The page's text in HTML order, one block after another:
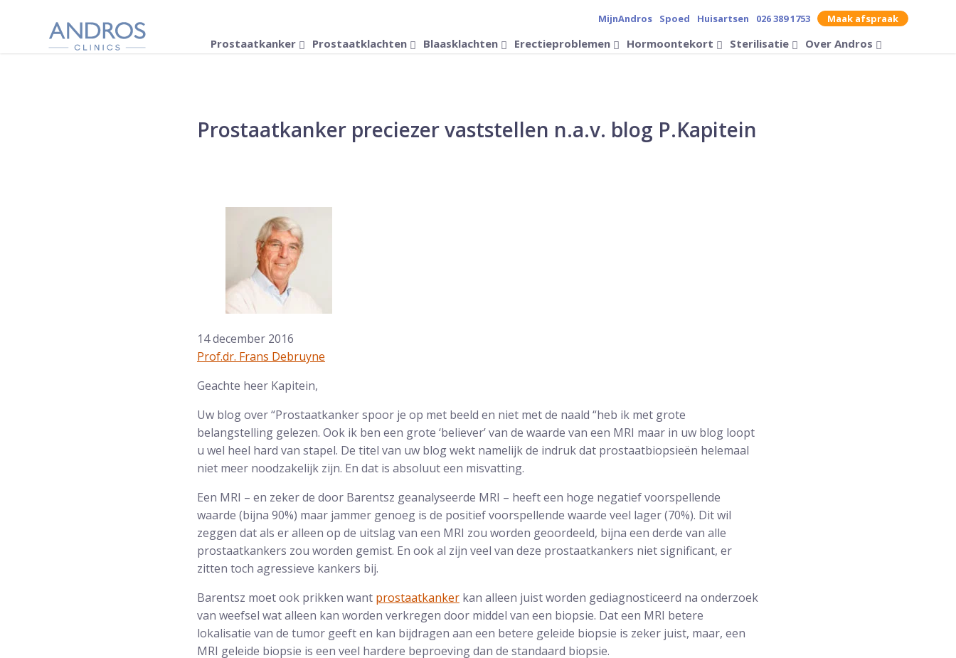
Verander contrast op de website
MijnAndros Spoed Huisartsen 026 389 1753 Maak afspraak
Prostaatkanker Prostaatklachten Blaasklachten Erectieproblemen Hormoontekort Sterilisatie Over Andros
Prostaatkanker preciezer vaststellen n.a.v. blog P.Kapitein
14 december 2016
Prof.dr. Frans Debruyne
Geachte heer Kapitein,
Uw blog over “Prostaatkanker spoor je op met beeld en niet met de naald “heb ik met grote
belangstelling gelezen. Ook ik ben een grote ‘believer’ van de waarde van een MRI maar in uw blog loopt
u wel heel hard van stapel. De titel van uw blog wekt namelijk de indruk dat prostaatbiopsieën helemaal
niet meer noodzakelijk zijn. En dat is absoluut een misvatting.
Een MRI – en zeker de door Barentsz geanalyseerde MRI – heeft een hoge negatief voorspellende
waarde (bijna 90%) maar jammer genoeg is de positief voorspellende waarde veel lager (70%). Dit wil
zeggen dat als er alleen op de uitslag van een MRI zou worden geoordeeld, bijna een derde van alle
prostaatkankers zou worden gemist. En ook al zijn veel van deze prostaatkankers niet significant, er
zitten toch agressieve kankers bij.
Barentsz moet ook prikken want prostaatkanker kan alleen juist worden gediagnosticeerd na onderzoek
van weefsel wat alleen kan worden verkregen door middel van een biopsie. Dat een MRI betere
lokalisatie van de tumor geeft en kan bijdragen aan een betere geleide biopsie is zeker juist, maar, een
MRI geleide biopsie is een veel hardere beproeving dan de standaard biopsie.